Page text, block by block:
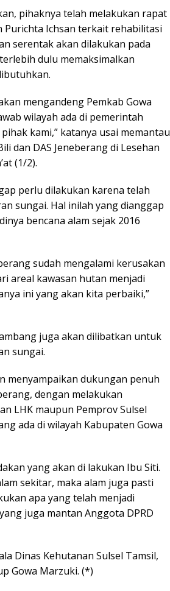
pihaknya telah melakukan rapat
Purichta Ichsan terkait rehabilitasi
serentak akan dilakukan pada
dulu memaksimalkan
mengandeng Pemkab Gowa
wilayah ada di pemerintah
kami,” katanya usai memantau
dan DAS Jeneberang di Lesehan
(1/2).
perlu dilakukan karena telah
sungai. Hal inilah yang dianggap
bencana alam sejak 2016
sudah mengalami kerusakan
areal kawasan hutan menjadi
ini yang akan kita perbaiki,”
juga akan dilibatkan untuk
sungai.
menyampaikan dukungan penuh
dengan melakukan
LHK maupun Pemprov Sulsel
ada di wilayah Kabupaten Gowa
yang akan di lakukan Ibu Siti.
sekitar, maka alam juga pasti
apa yang telah menjadi
juga mantan Anggota DPRD
Dinas Kehutanan Sulsel Tamsil,
Gowa Marzuki. (*)